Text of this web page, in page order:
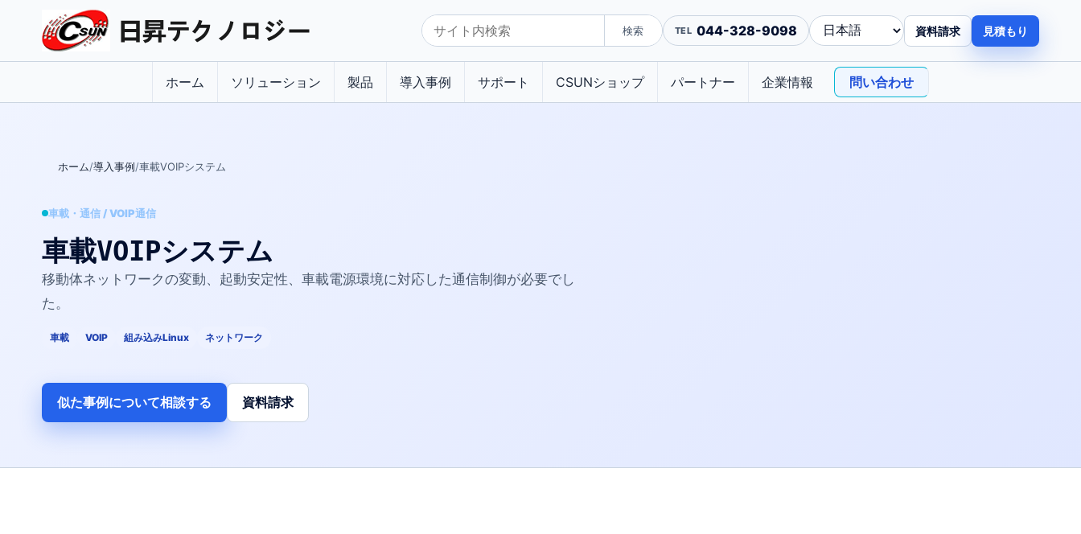
検索 044-328-9098 資料請求 見積もり
ホーム ソリューション 製品 導入事例 サポート CSUNショップ パートナー 企業情報 問い合わせ
ホーム 導入事例 車載VOIPシステム
車載・通信 / VOIP通信
車載VOIPシステム
移動体ネットワークの変動、起動安定性、車載電源環境に対応した通信制御が必要でし
た。
車載 VOIP 組み込みLinux ネットワーク
似た事例について相談する 資料請求